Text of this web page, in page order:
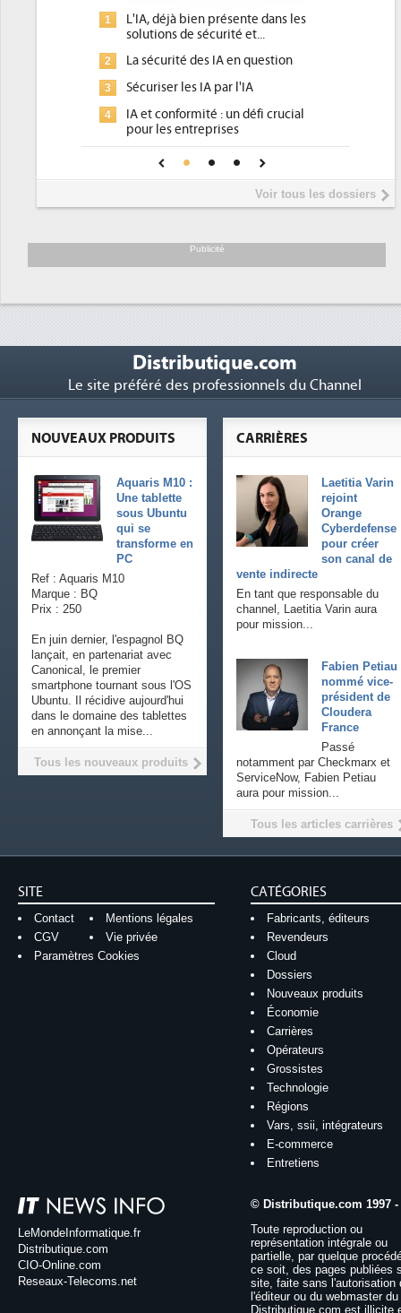
bien présente dans les
des IA en question
: un défi crucial
1
Qu'est-ce que la DEE (directive
d'efficacité énergétique) ?
2
DEE, une pression
place pour répondre à...
Phocea DC dans les cordes
DEE
Interview de Fabrice Coquio,
président de Digital Realty...
soutient les...
Voir tous les dossiers
Publicité
Distributique.com
Le site préféré des professionnels du Channel
CARRIÈRES
Laetitia Varin
rejoint
Orange
Cyberdefense
pour créer
son canal de
vente indirecte
En tant que responsable du
channel, Laetitia Varin aura
pour mission...
Fabien Petiau
nommé vice-
président de
Cloudera
France
Passé
notamment par Checkmarx et
ServiceNow, Fabien Petiau
aura pour mission...
Tous les articles carrières
NOUVEAUX PRODUITS
Aquaris M10 :
Une tablette
sous Ubuntu
qui se
transforme en
PC
Ref : Aquaris M10
Marque : BQ
Prix : 250
En juin dernier, l'espagnol BQ
lançait, en partenariat avec
Canonical, le premier
smartphone tournant sous l'OS
Ubuntu. Il récidive aujourd'hui
dans le domaine des tablettes
en annonçant la mise...
Tous les nouveaux produits
SITE
Contact
Mentions légales
CGV
Vie privée
Paramètres Cookies
CATÉGORIES
Fabricants, éditeurs
Revendeurs
Cloud
Dossiers
Nouveaux produits
Économie
Carrières
Opérateurs
Grossistes
Technologie
Régions
Vars, ssii, intégrateurs
E-commerce
Entretiens
LeMondeInformatique.fr
Distributique.com
CIO-Online.com
Reseaux-Telecoms.net
© Distributique.com 1997 -
Toute reproduction ou
représentation intégrale ou
partielle, par quelque
ce soit, des pages publiées
site, faite sans l'autorisation
l'éditeur ou du webmaster
Distributique.com est illicite